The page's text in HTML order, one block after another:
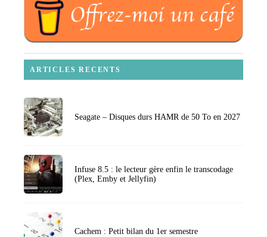
ARTICLES RECENTS
Seagate – Disques durs HAMR de 50 To en 2027
Infuse 8.5 : le lecteur gère enfin le transcodage
(Plex, Emby et Jellyfin)
Cachem : Petit bilan du 1er semestre